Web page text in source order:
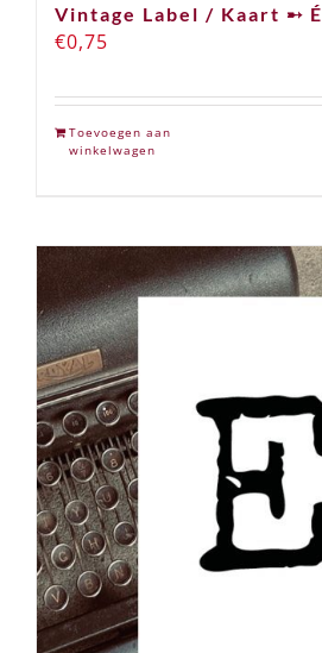
Vintage Label / Kaart ➸ É
€0,75
Toevoegen aan
winkelwagen